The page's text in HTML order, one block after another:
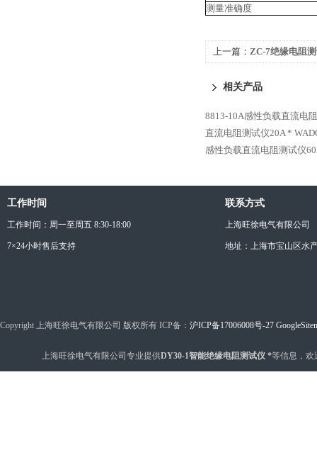
测量准确度
上一篇： ZC-7绝缘电阻
相关产品
8813-10A感性负载直流电
直流电阻测试仪20A *
感性负载直流电阻测试仪
工作时间
工作时间：周一至周五 8:30-18:00
7×24小时售后支持
联系方式
上海旺徐电气有限公司
地址：上海市宝山区水
Copyright 上海旺徐电气有限公司 版权所有 ICP备： 沪ICP备17006008号-27
上海旺徐电气有限公司专业提供DY30-1智能绝缘电阻测试仪 *等信息，欢